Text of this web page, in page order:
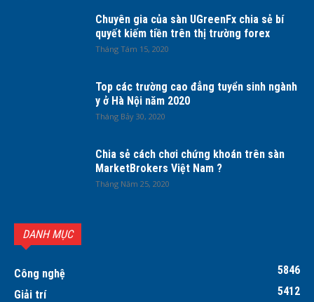
Chuyên gia của sàn UGreenFx chia sẻ bí
quyết kiếm tiền trên thị trường forex
Tháng Tám 15, 2020
Top các trường cao đẳng tuyển sinh ngành
y ở Hà Nội năm 2020
Tháng Bảy 30, 2020
Chia sẻ cách chơi chứng khoán trên sàn
MarketBrokers Việt Nam ?
Tháng Năm 25, 2020
DANH MỤC
Công nghệ
5846
Giải trí
5412